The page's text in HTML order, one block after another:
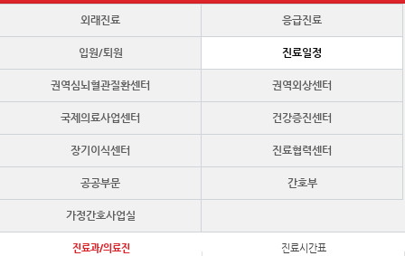
외래진료 응급진료
입원/퇴원 진료일정
권역심뇌혈관질환센터 권역외상센터
국제의료사업센터 건강증진센터
장기이식센터 진료협력센터
공공부문 간호부
가정간호사업실
진료과/의료진 진료시간표